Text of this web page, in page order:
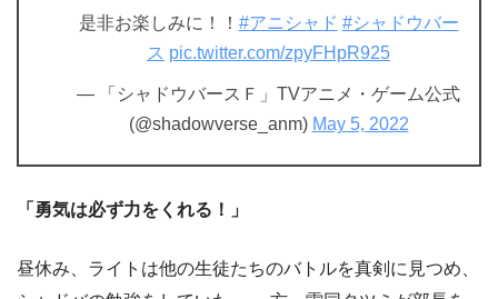
是非お楽しみに！！ #アニシャド #シャドウバー
ス pic.twitter.com/zpyFHpR925
— 「シャドウバースＦ」TVアニメ・ゲーム公式
(@shadowverse_anm) May 5, 2022
「勇気は必ず力をくれる！」
昼休み、ライトは他の生徒たちのバトルを真剣に見つめ、